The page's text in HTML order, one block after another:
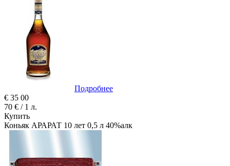
Подробнее
€ 35 00
70 € / 1 л.
Купить
Коньяк АРАРАТ 10 лет 0,5 л 40%алк